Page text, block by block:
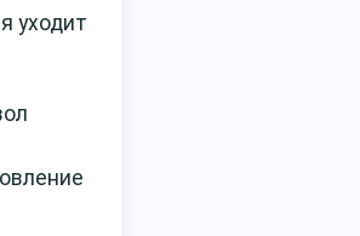
уходит